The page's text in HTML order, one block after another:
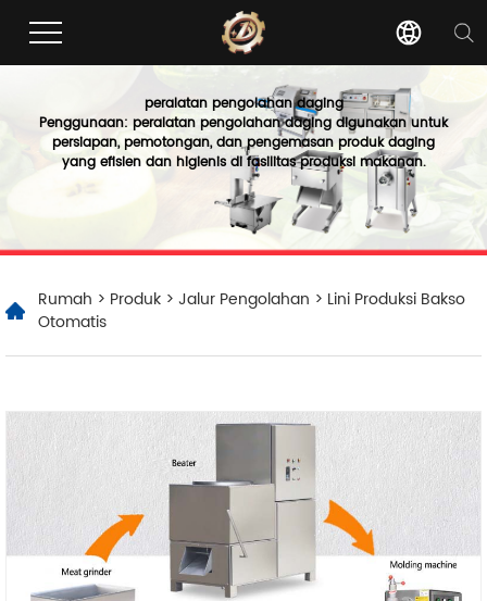
peralatan pengolahan daging
Penggunaan: peralatan pengolahan daging digunakan untuk
persiapan, pemotongan, dan pengemasan produk daging
yang efisien dan higienis di fasilitas produksi makanan.
Rumah > Produk > Jalur Pengolahan > Lini Produksi Bakso
Otomatis